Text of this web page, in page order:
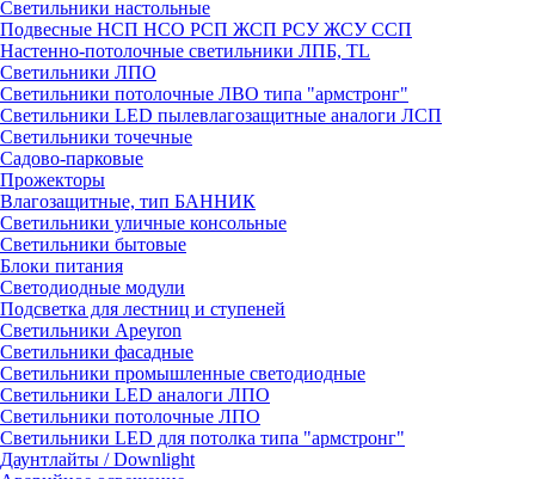
Светильники настольные
Подвесные НСП НСО РСП ЖСП РСУ ЖСУ ССП
Настенно-потолочные светильники ЛПБ, TL
Светильники ЛПО
Светильники потолочные ЛВО типа "армстронг"
Светильники LED пылевлагозащитные аналоги ЛСП
Светильники точечные
Садово-парковые
Прожекторы
Влагозащитные, тип БАННИК
Светильники уличные консольные
Светильники бытовые
Блоки питания
Светодиодные модули
Подсветка для лестниц и ступеней
Светильники Apeyron
Светильники фасадные
Светильники промышленные светодиодные
Светильники LED аналоги ЛПО
Светильники потолочные ЛПО
Светильники LED для потолка типа "армстронг"
Даунтлайты / Downlight